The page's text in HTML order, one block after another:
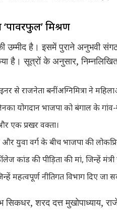
मिश्रण
उम्मीद है। इसमें पुराने अनुभवी
है। सूत्रों के अनुसार,
से राजनेता बनीं अग्निमित्रा ने
योगदान भाजपा को बंगाल के
एक प्रखर वक्ता।
युवा वर्ग के बीच भाजपा की
की पीड़िता की मां, जिन्हें मंत्री
महत्वपूर्ण नीतिगत विभाग दिए जा
शरद दत्त मुखोपाध्याय,